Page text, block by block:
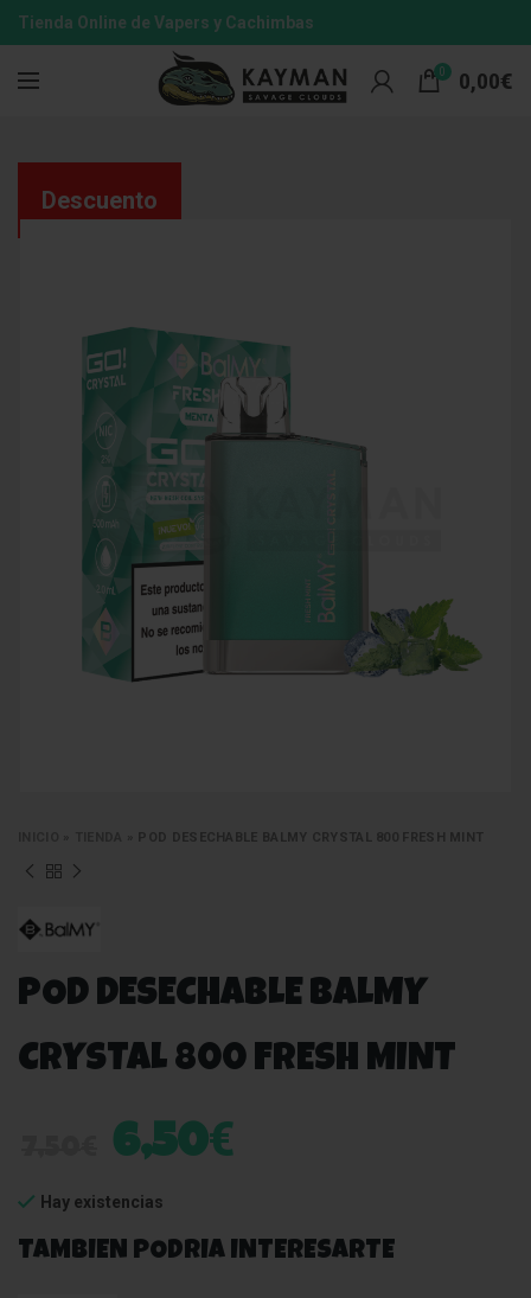
Tienda Online de Vapers y Cachimbas
0 0,00€
Descuento
POD DESECHABLE BALMY CRYSTAL 800 FRESH MINT
POD DESECHABLE BALMY
CRYSTAL 800 FRESH MINT
6,50€
Hay existencias
TAMBIEN PODRIA INTERESARTE